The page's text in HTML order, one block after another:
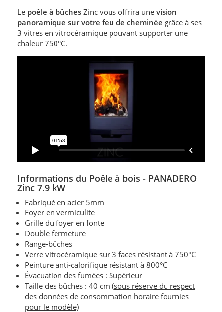
Le poêle à bûches Zinc vous offrira une vision
panoramique sur votre feu de cheminée grâce à ses
3 vitres en vitrocéramique pouvant supporter une
chaleur 750°C.
Informations du Poêle à bois - PANADERO
Zinc 7.9 kW
Fabriqué en acier 5mm
Foyer en vermiculite
Grille du foyer en fonte
Double fermeture
Range-bûches
Verre vitrocéramique sur 3 faces résistant à 750°C
Peinture anti-calorifique résistant à 800°C
Évacuation des fumées : Supérieur
Taille des bûches : 40 cm (sous réserve du respect
des données de consommation horaire fournies
pour le modèle)